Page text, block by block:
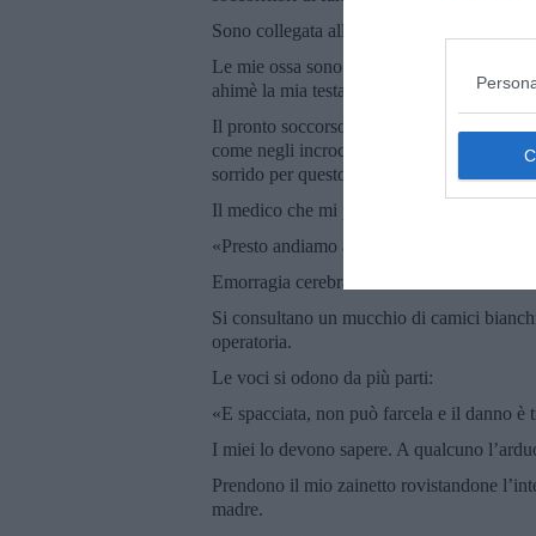
Sono collegata alle macchine che
Le mie ossa sono integre, il mio cuore
ahimè la mia testa si è frantumata.
Il pronto soccorso pullula di gente ma io
come negli incroci col semaforo con la
sorrido per questo.
Il medico che mi prende in carico esclama
«Presto andiamo a fare la TAC».
Emorragia cerebrale declama la macchina
Si consultano un mucchio di camici
operatoria.
Le voci si odono da più parti:
«E spacciata, non può farcela e il danno è
I miei lo devono sapere. A qualcuno
Prendono il mio zainetto rovistandone
madre.